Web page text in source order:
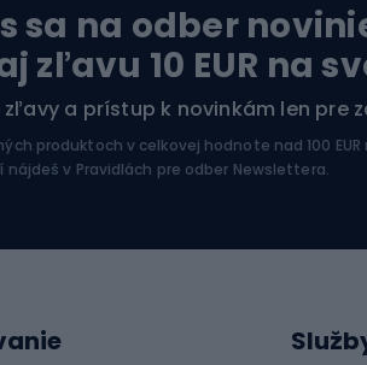
Lov
sa na odber
zľavu 10 EUR na
a prístup k novinkám len pre
produktoch v celkovej hodnote nad 100
nájdeš v Pravidlách pre odber Newslettera.